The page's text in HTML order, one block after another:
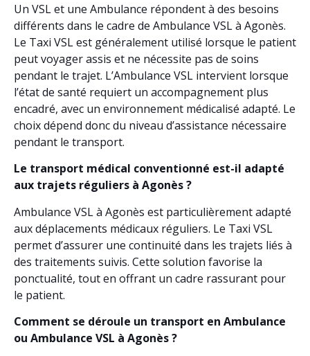
Un VSL et une Ambulance répondent à des besoins
différents dans le cadre de Ambulance VSL à Agonès.
Le Taxi VSL est généralement utilisé lorsque le patient
peut voyager assis et ne nécessite pas de soins
pendant le trajet. L’Ambulance VSL intervient lorsque
l’état de santé requiert un accompagnement plus
encadré, avec un environnement médicalisé adapté. Le
choix dépend donc du niveau d’assistance nécessaire
pendant le transport.
Le transport médical conventionné est-il adapté
aux trajets réguliers à Agonès ?
Ambulance VSL à Agonès est particulièrement adapté
aux déplacements médicaux réguliers. Le Taxi VSL
permet d’assurer une continuité dans les trajets liés à
des traitements suivis. Cette solution favorise la
ponctualité, tout en offrant un cadre rassurant pour
le patient.
Comment se déroule un transport en Ambulance
ou Ambulance VSL à Agonès ?